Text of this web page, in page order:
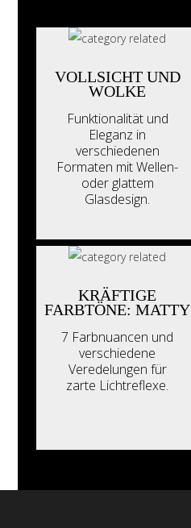
VOLLSICHT UND
WOLKE
Funktionalität und
Eleganz in
verschiedenen
Formaten mit Wellen-
oder glattem
Glasdesign.
KRÄFTIGE
FARBTÖNE: MATTY
7 Farbnuancen und
verschiedene
Veredelungen für
zarte Lichtreflexe.